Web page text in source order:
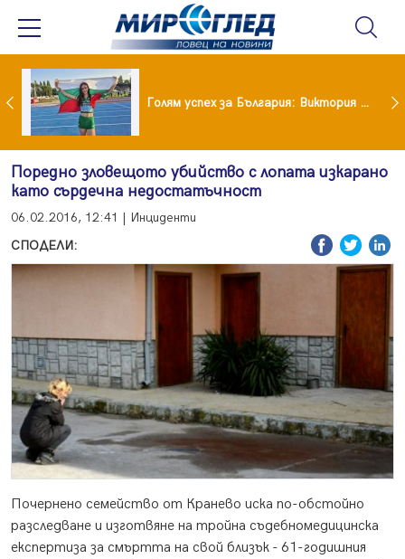
Когато всичко те дразни: тези трикове променят настроението за минути Голям успех за България: Виктория Ангелова грабна световна титла в тройния скок
Поредно зловещото убийство с лопата изкарано
като сърдечна недостатъчност
06.02.2016, 12:41 | Инциденти
СПОДЕЛИ:
Почернено семейство от Кранево иска по-обстойно
разследване и изготвяне на тройна съдебномедицинска
експертиза за смъртта на свой близък - 61-годишния